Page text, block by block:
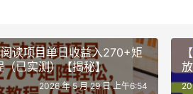
读项目单日收益入270+矩
已实测）【揭秘】
2026 年 5 月 29 日 上午6:54